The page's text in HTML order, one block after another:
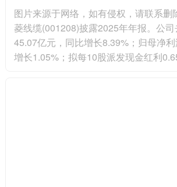
图片来源于网络，如有侵权，请联系删
菱线缆(001208)披露2025年年报。公
45.07亿元，同比增长8.39%；归母净
增长1.05%；拟每10股派发现金红利